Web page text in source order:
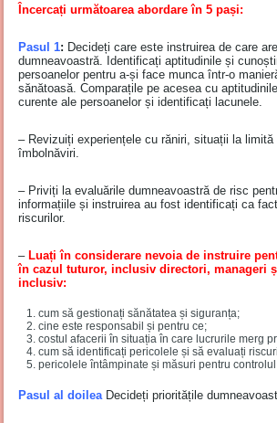
Încercați următoarea abordare în 5 pași:
Pasul 1: Decideți care este instruirea de care
dumneavoastră. Identificați aptitudinile și
persoanelor pentru a-și face munca într-o
sănătoasă. Comparațile pe acesea cu
curente ale persoanelor și identificați lacunele.
– Revizuiți experiențele cu răniri, situații la
îmbolnăviri.
– Priviți la evaluările dumneavoastră de risc
informațiile și instruirea au fost identificați ca
riscurilor.
– Luați în considerare nevoia de instruire
în cazul tuturor, inclusiv directori, manageri
inclusiv:
cum să gestionați sănătatea și siguranța;
cine este responsabil și pentru ce;
costul afacerii în situația în care lucrurile merg
cum să identificați pericolele și să evaluați
pericolele întâmpinate și măsuri pentru
Pasul al doileaDecideți prioritățile